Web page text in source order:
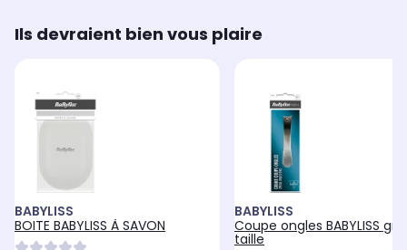
Ils devraient bien vous plaire
BABYLISS
BOITE BABYLISS À SAVON
BABYLISS
Coupe ongles BABYLISS
taille